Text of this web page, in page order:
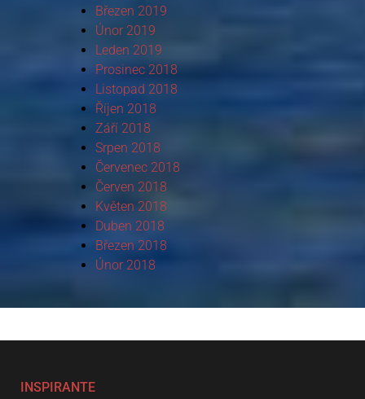
Březen 2019
Únor 2019
Leden 2019
Prosinec 2018
Listopad 2018
Říjen 2018
Září 2018
Srpen 2018
Červenec 2018
Červen 2018
Květen 2018
Duben 2018
Březen 2018
Únor 2018
INSPIRANTE